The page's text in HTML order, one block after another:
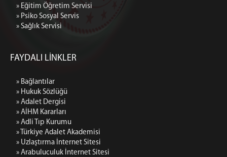
» Eğitim Öğretim Servisi
» Psiko Sosyal Servis
» Sağlık Servisi
FAYDALI LİNKLER
» Bağlantılar
» Hukuk Sözlüğü
» Adalet Dergisi
» AİHM Kararları
» Adli Tıp Kurumu
» Türkiye Adalet Akademisi
» Uzlaştırma İnternet Sitesi
» Arabuluculuk İnternet Sitesi